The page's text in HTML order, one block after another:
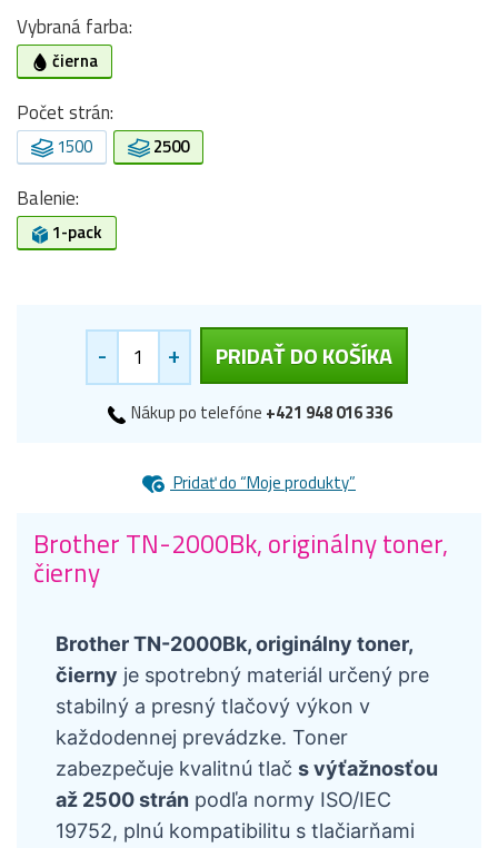
Vybraná farba:
čierna
Počet strán:
1500 2500
Balenie:
1-pack
- + PRIDAŤ DO KOŠÍKA
Nákup po telefóne +421 948 016 336
Pridať do “Moje produkty”
Brother TN-2000Bk, originálny toner,
čierny
Brother TN-2000Bk, originálny toner,
čierny je spotrebný materiál určený pre
stabilný a presný tlačový výkon v
každodennej prevádzke. Toner
zabezpečuje kvalitnú tlač s výťažnosťou
až 2500 strán podľa normy ISO/IEC
19752, plnú kompatibilitu s tlačiarňami